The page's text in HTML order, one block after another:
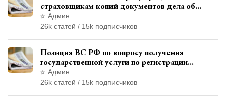
страховщикам копий документов дела об
административном правонарушении для
автотехнической экспертизы
Админ
26k статей / 15k подписчиков
Позиция ВС РФ по вопросу получения
государственной услуги по регистрации
транспортного средства через представителя
Админ
26k статей / 15k подписчиков